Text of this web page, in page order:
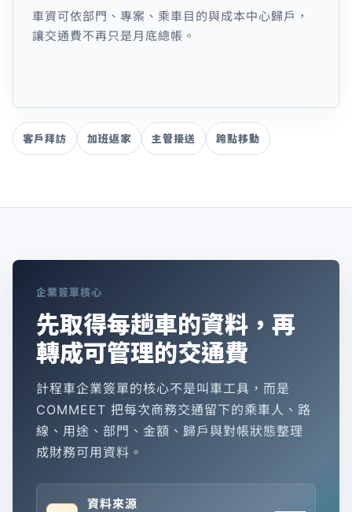
車資可依部門、專案、乘車目的與成本中心歸戶，
讓交通費不再只是月底總帳。
客戶拜訪 加班返家 主管接送 跨點移動
企業簽單核心
先取得每趟車的資料，再
轉成可管理的交通費
計程車企業簽單的核心不是叫車工具，而是
COMMEET 把每次商務交通留下的乘車人、路
線、用途、部門、金額、歸戶與對帳狀態整理
成財務可用資料。
資料來源